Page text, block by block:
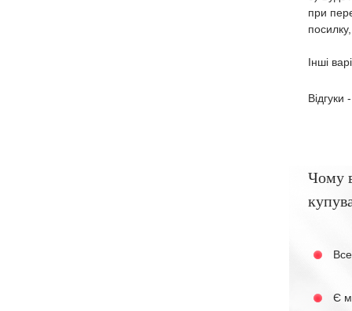
при
Інші
Відгуки
Чому
Є